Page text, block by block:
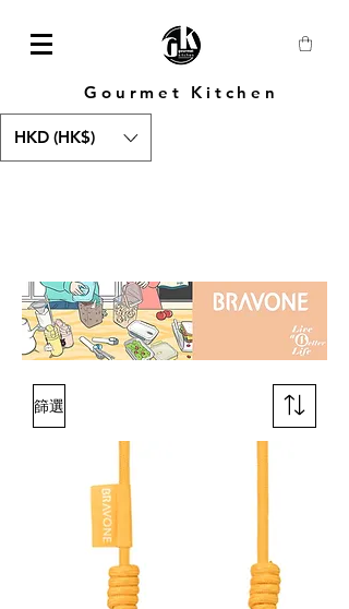
Gourmet Kitchen
HKD (HK$)
篩選